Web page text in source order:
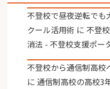
不登校で昼夜逆転でも
クール活用術 に 不登
消法 - 不登校支援ポー
不登校から通信制高
に 通信制高校の高校3